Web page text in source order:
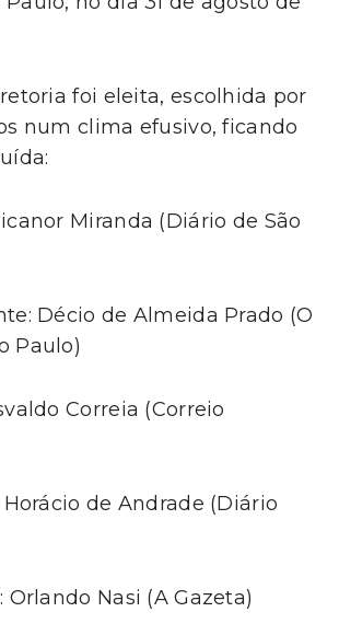
foi eleita, escolhida por
num clima efusivo, ficando
Miranda (Diário de São
Décio de Almeida Prado (O
Paulo)
Correia (Correio
Horácio de Andrade (Diário
Orlando Nasi (A Gazeta)